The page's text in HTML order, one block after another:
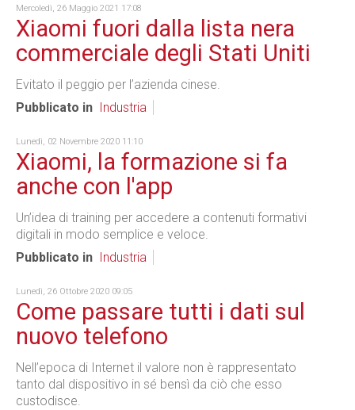
Mercoledì, 26 Maggio 2021 17:08
Xiaomi fuori dalla lista nera
commerciale degli Stati Uniti
Evitato il peggio per l’azienda cinese.
Pubblicato in
Industria
Lunedì, 02 Novembre 2020 11:10
Xiaomi, la formazione si fa
anche con l'app
Un’idea di training per accedere a contenuti formativi
digitali in modo semplice e veloce.
Pubblicato in
Industria
Lunedì, 26 Ottobre 2020 09:05
Come passare tutti i dati sul
nuovo telefono
Nell’epoca di Internet il valore non è rappresentato
tanto dal dispositivo in sé bensì da ciò che esso
custodisce.